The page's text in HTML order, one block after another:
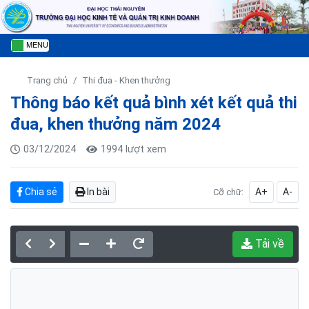
MENU
Trang chủ Thi đua - Khen thưởng
Thông báo kết quả bình xét kết quả thi
đua, khen thưởng năm 2024
03/12/2024 1994 lượt xem
Chia sẻ In bài Cỡ chữ: A+ A-
Tải về